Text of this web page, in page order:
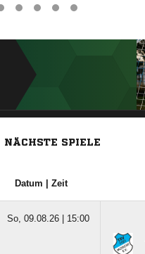
NÄCHSTE SPIELE
Datum | Zeit
So, 09.08.26 | 15:00